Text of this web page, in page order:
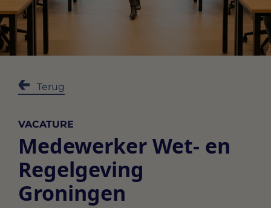
Terug
VACATURE
Medewerker Wet- en
Regelgeving
Groningen